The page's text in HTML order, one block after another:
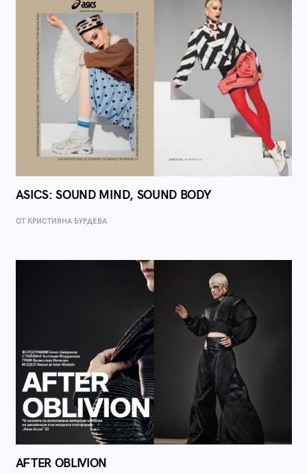
ASICS: SOUND MIND, SOUND BODY
ОТ КРИСТИЯНА БУРДЕВА
AFTER OBLIVION